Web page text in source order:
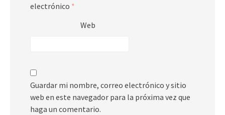
electrónico *
Web
Guardar mi nombre, correo electrónico y sitio
web en este navegador para la próxima vez que
haga un comentario.